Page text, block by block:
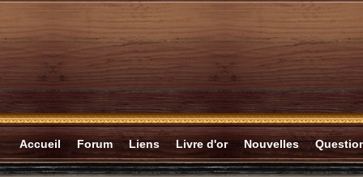
Accueil Forum Liens Livre d'or Nouvelles